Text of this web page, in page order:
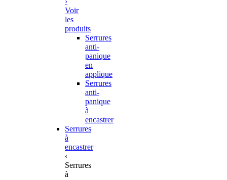
Voir
les
produits
Serrures
anti-
panique
en
applique
Serrures
anti-
panique
à
encastrer
Serrures
à
encastrer
‹
Serrures
à